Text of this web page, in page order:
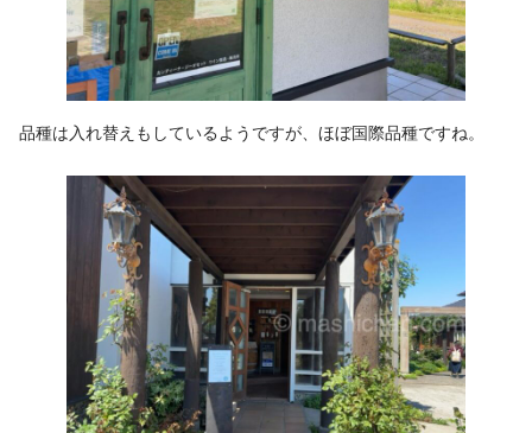
品種は入れ替えもしているようですが、ほぼ国際品種ですね。